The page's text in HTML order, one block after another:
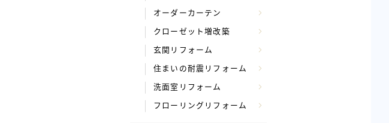
オーダーカーテン
クローゼット増改築
玄関リフォーム
住まいの耐震リフォーム
洗面室リフォーム
フローリングリフォーム